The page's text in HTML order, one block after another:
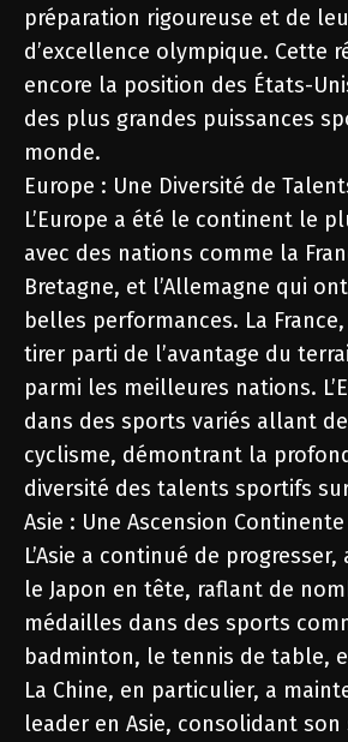
préparation rigoureuse et de
d’excellence olympique. Cette
encore la position des États-
des plus grandes puissances
monde.
Europe : Une Diversité de
L’Europe a été le continent le
avec des nations comme la
Bretagne, et l’Allemagne qui
belles performances. La
tirer parti de l’avantage du
parmi les meilleures nations.
dans des sports variés allant de
cyclisme, démontrant la
diversité des talents sportifs
Asie : Une Ascension Continente
L’Asie a continué de
le Japon en tête, raflant de
médailles dans des sports
badminton, le tennis de table,
La Chine, en particulier, a
leader en Asie, consolidant